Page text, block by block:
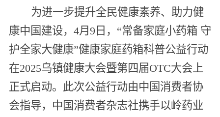
为进一步提升全民健康素养、助力健
康中国建设，4月9日，“常备家庭小药箱 守
护全家大健康”健康家庭药箱科普公益行动
在2025乌镇健康大会暨第四届OTC大会上
正式启动。此次公益行动由中国消费者协
会指导，中国消费者杂志社携手以岭药业